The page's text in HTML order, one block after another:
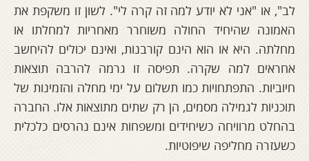
לב", או "אני לא יודע למה זה קרה לי". לשון זו משקפת את
האמונה שהיחיד החולה משוחרר מאחריות למחלתו או
מחלתה. היא או הוא הינם קורבנות, ואינם יכולים להיחשב
אחראים למה שקרה. תפיסה זו גרמה להרבה תוצאות
חיוביות. התפתחויות כמו תשלום על ימי מחלה והזמינות של
תוכניות לגמילה מסמים, הן רק שתים מתוצאות אלו. החברה
בהחלט מרוויחה כשיחידים ומשפחות אינם נהרסים כלכלית
כשעזרה מחליפה שיפוטיות.